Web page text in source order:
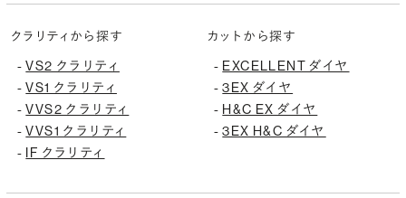
クラリティから探す
-VS2 クラリティ
-VS1 クラリティ
-VVS2 クラリティ
-VVS1 クラリティ
- IF クラリティ
カットから探す
- EXCELLENT ダイヤ
-3EX ダイヤ
- H&C EX ダイヤ
-3EX H&C ダイヤ